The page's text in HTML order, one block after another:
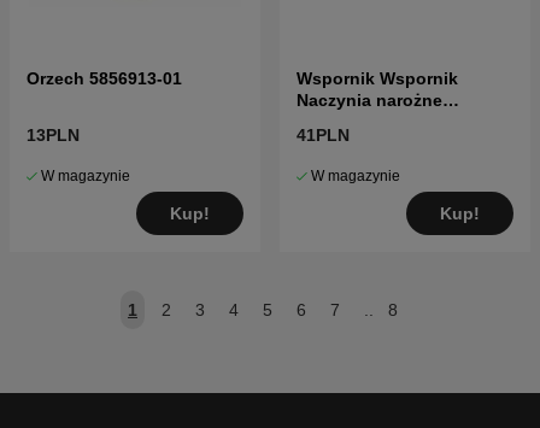
Orzech 5856913-01
13PLN
W magazynie
Kup!
Wspornik Wspornik
Naczynia narożne
41PLN
W magazynie
Kup!
1 2 3 4 5 6 7 .. 8